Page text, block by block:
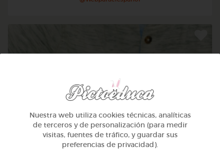
Nuestra web utiliza cookies técnicas, analíticas
de terceros y de personalización (para medir
visitas, fuentes de tráfico, y guardar sus
preferencias de privacidad).